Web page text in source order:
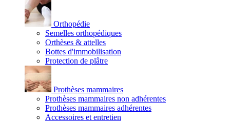
Orthopédie
Semelles orthopédiques
Orthèses & attelles
Bottes d'immobilisation
Protection de plâtre
Prothèses mammaires
Prothèses mammaires non adhérentes
Prothèses mammaires adhérentes
Accessoires et entretien